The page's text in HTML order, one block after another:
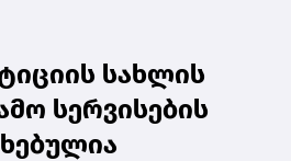
სახლის
სერვისების